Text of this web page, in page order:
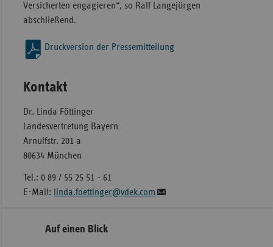
Versicherten engagieren“, so Ralf Langejürgen
abschließend.
Druckversion der Pressemitteilung
Kontakt
Dr. Linda Föttinger
Landesvertretung Bayern
Arnulfstr. 201 a
80634 München
Tel.: 0 89 / 55 25 51 - 61
E-Mail:
linda.foettinger@vdek.com
Seitennavigation
SeitenleisteAuf einen Blick